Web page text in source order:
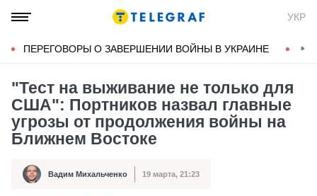
УКР
ПЕРЕГОВОРЫ О ЗАВЕРШЕНИИ ВОЙНЫ В УКРАИНЕ
"Тест на выживание не только для
США": Портников назвал главные
угрозы от продолжения войны на
Ближнем Востоке
Автор Вадим Михальченко
Дата публикации 19 марта, 21:23